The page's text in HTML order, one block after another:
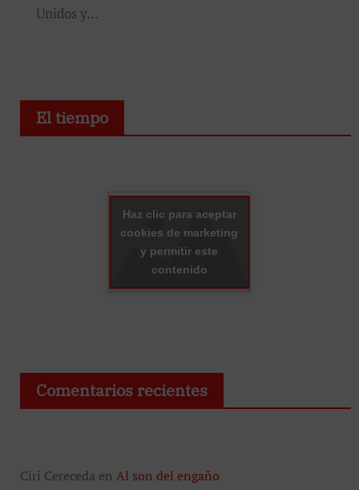
Unidos y…
El tiempo
Haz clic para aceptar
cookies de marketing
y permitir este
contenido
Comentarios recientes
Ciri Cereceda en Al son del engaño